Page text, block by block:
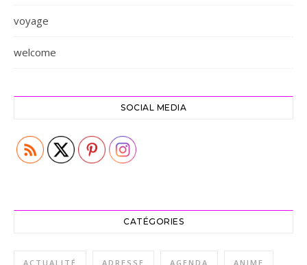
voyage
welcome
SOCIAL MEDIA
CATÉGORIES
ACTUALITÉ ADRESSE AGENDA ANIME